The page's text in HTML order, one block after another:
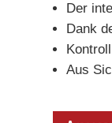
Der
Dank
Aus